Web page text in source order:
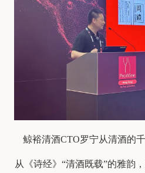
鲸裕清酒CTO罗宁从清酒的
从 《诗经》 “清酒既载”的雅韵